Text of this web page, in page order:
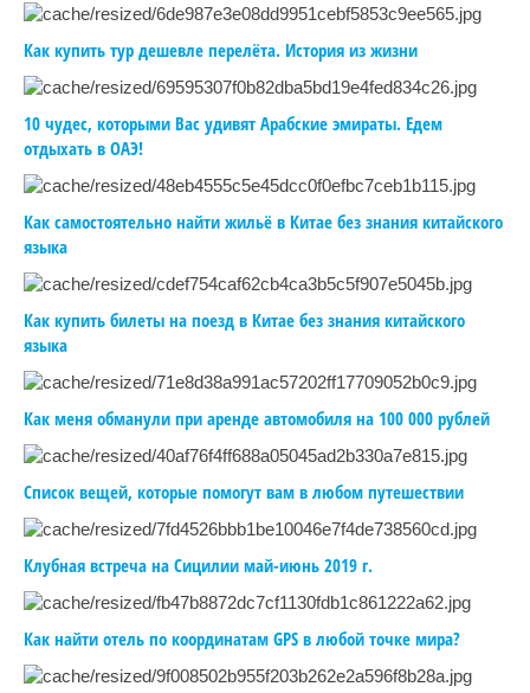
Как купить тур дешевле перелёта. История из жизни
10 чудес, которыми Вас удивят Арабские эмираты. Едем
отдыхать в ОАЭ!
Как самостоятельно найти жильё в Китае без знания китайского
языка
Как купить билеты на поезд в Китае без знания китайского
языка
Как меня обманули при аренде автомобиля на 100 000 рублей
Список вещей, которые помогут вам в любом путешествии
Клубная встреча на Сицилии май-июнь 2019 г.
Как найти отель по координатам GPS в любой точке мира?